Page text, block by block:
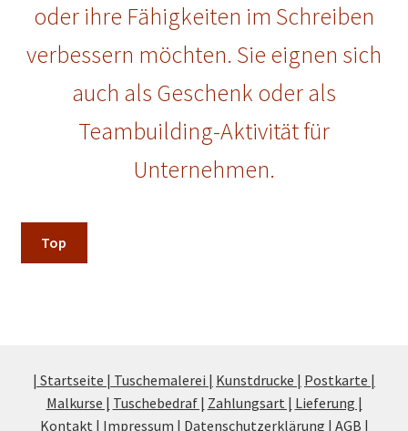
oder ihre Fähigkeiten im Schreiben
verbessern möchten. Sie eignen sich
auch als Geschenk oder als
Teambuilding-Aktivität für
Unternehmen.
Top
| Startseite | Tuschemalerei | Kunstdrucke | Postkarte |
Malkurse | Tuschebedraf | Zahlungsart | Lieferung |
Kontakt | Impressum | Datenschutzerklärung | AGB |